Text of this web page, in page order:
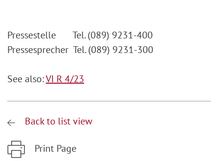
Pressestelle Tel. (089) 9231-400
Pressesprecher Tel. (089) 9231-300
See also:VI R 4/23
Back to list view
Print Page